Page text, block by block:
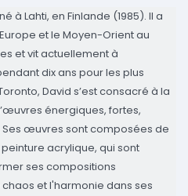
à Lahti, en Finlande (1985). Il a
et le Moyen-Orient au
et vit actuellement à
dix ans pour les plus
David s’est consacré à la
énergiques, fortes,
œuvres sont composées de
acrylique, qui sont
ses compositions
et l'harmonie dans ses